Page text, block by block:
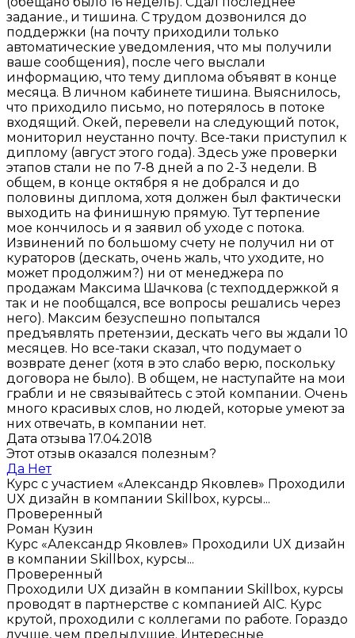
задание., и тишина. С трудом дозвонился до
поддержки (на почту приходили только
автоматические уведомления, что мы получили
ваше сообщения), после чего выслали
информацию, что тему диплома объявят в конце
месяца. В личном кабинете тишина. Выяснилось,
что приходило письмо, но потерялось в потоке
входящий. Окей, перевели на следующий поток,
мониторил неустанно почту. Все-таки приступил к
диплому (август этого года). Здесь уже проверки
этапов стали не по 7-8 дней а по 2-3 недели. В
общем, в конце октября я не добрался и до
половины диплома, хотя должен был фактически
выходить на финишную прямую. Тут терпение
мое кончилось и я заявил об уходе с потока.
Извинений по большому счету не получил ни от
кураторов (дескать, очень жаль, что уходите, но
может продолжим?) ни от менеджера по
продажам Максима Шачкова (с техподдержкой я
так и не пообщался, все вопросы решались через
него). Максим безуспешно попытался
предъявлять претензии, дескать чего вы ждали 10
месяцев. Но все-таки сказал, что подумает о
возврате денег (хотя в это слабо верю, поскольку
договора не было). В общем, не наступайте на мои
грабли и не связывайтесь с этой компании. Очень
много красивых слов, но людей, которые умеют за
них отвечать, в компании нет.
Дата отзыва 17.04.2018
Этот отзыв оказался полезным?
Да Нет
Курс с участием «Александр Яковлев» Проходили
UX дизайн в компании Skillbox, курсы...
Проверенный
Роман Кузин
Курс «Александр Яковлев» Проходили UX дизайн
в компании Skillbox, курсы...
Проверенный
Проходили UX дизайн в компании Skillbox, курсы
проводят в партнерстве с компанией AIC. Курс
крутой, проходили с коллегами по работе. Гораздо
лучше, чем предыдущие. Интересные